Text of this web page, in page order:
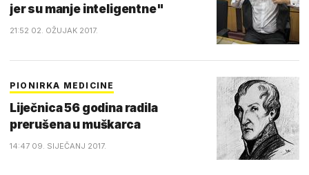
jer su manje inteligentne"
21:52 02. OŽUJAK 2017.
PIONIRKA MEDICINE
Liječnica 56 godina radila
prerušena u muškarca
14:47 09. SIJEČANJ 2017.